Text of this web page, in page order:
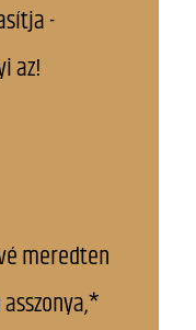
-
az!
meredten